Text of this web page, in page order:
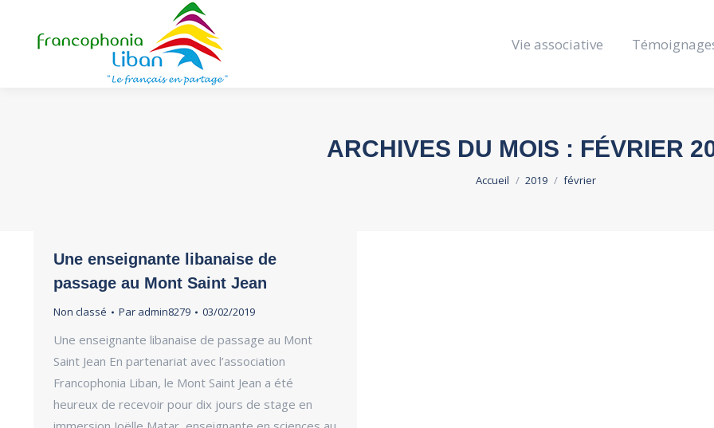
Vie associative
ARCHIVES DU MOIS : FÉVRIER
Vous êtes ici :
Accueil 2019 février
Une enseignante libanaise de
passage au Mont Saint Jean
Non classé Par admin8279 03/02/2019
Une enseignante libanaise de passage au Mont
Saint Jean En partenariat avec l’association
Francophonia Liban, le Mont Saint Jean a été
heureux de recevoir pour dix jours de stage en